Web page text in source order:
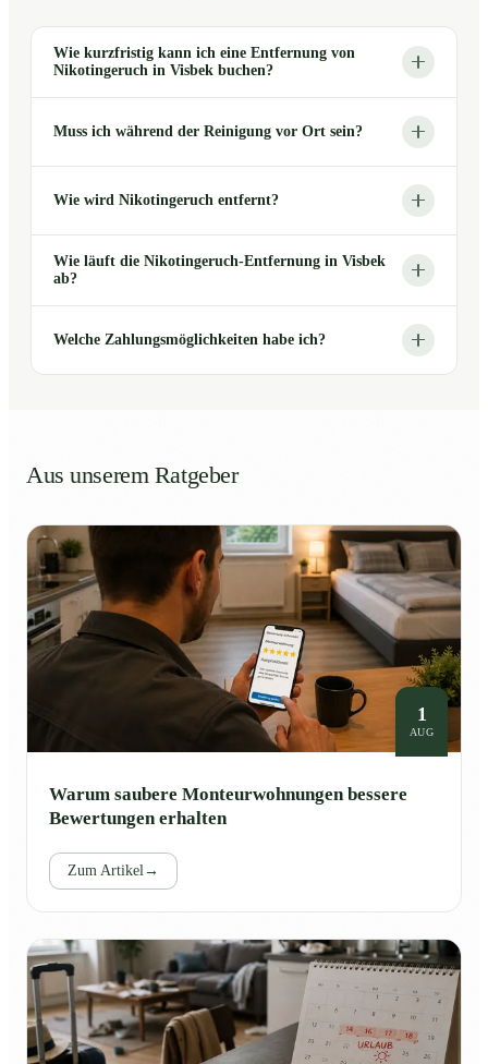
Wie kurzfristig kann ich eine Entfernung von
Nikotingeruch in Visbek buchen?
Muss ich während der Reinigung vor Ort sein?
Wie wird Nikotingeruch entfernt?
Wie läuft die Nikotingeruch-Entfernung in Visbek
ab?
Welche Zahlungsmöglichkeiten habe ich?
Aus unserem Ratgeber
1
AUG
Warum saubere Monteurwohnungen bessere
Bewertungen erhalten
Zum Artikel →